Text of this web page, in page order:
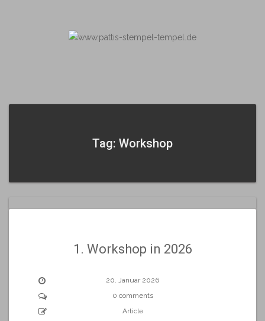
Tag: Workshop
1. Workshop in 2026
20. Januar 2026
0 comments
Article